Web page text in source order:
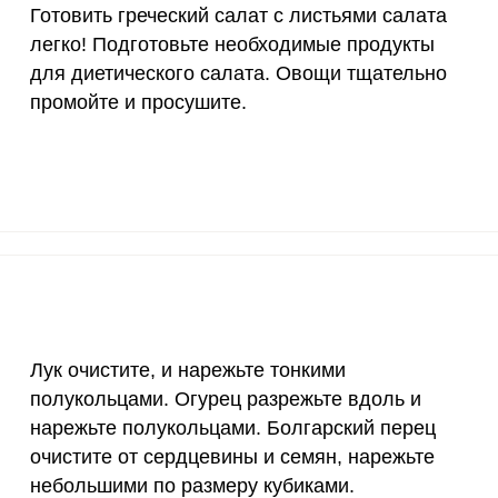
10 мкг 0.7
50 мг
400 мг 2.4
500 мг 2.7
Готовить греческий салат с листьями салата
легко! Подготовьте необходимые продукты
для диетического салата. Овощи тщательно
промойте и просушите.
Лук очистите, и нарежьте тонкими
полукольцами. Огурец разрежьте вдоль и
нарежьте полукольцами. Болгарский перец
очистите от сердцевины и семян, нарежьте
небольшими по размеру кубиками.
Запомнить меня
с листьями салата легко! Подготовьте
тщательно промойте и просушите.
с